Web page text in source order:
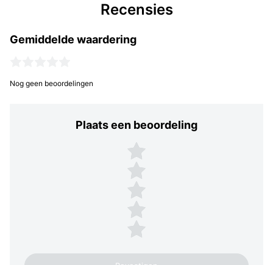
Recensies
Gemiddelde waardering
Nog geen beoordelingen
Plaats een beoordeling
Plaats een beoordeling
5 sterren
4 sterren
3 sterren
2 sterren
1 ster